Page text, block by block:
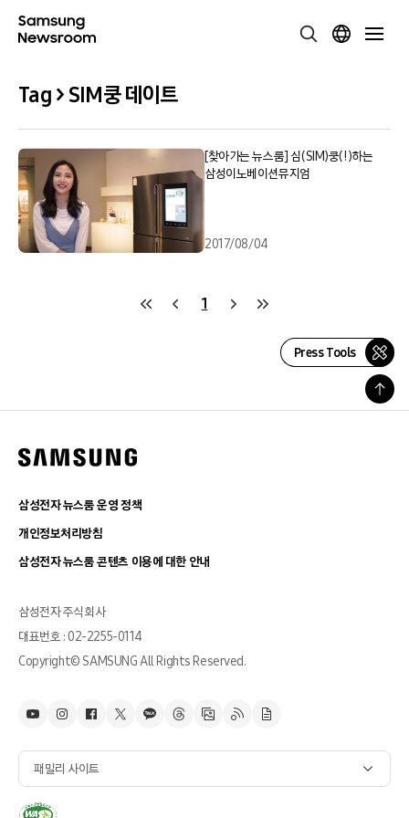
Tag > SIM쿵 데이트
[찾아가는 뉴스룸] 심(SIM)쿵(!)하는
삼성이노베이션뮤지엄
2017/08/04
1
Press Tools
삼성전자 뉴스룸 운영 정책
개인정보처리방침
삼성전자 뉴스룸 콘텐츠 이용에 대한 안내
삼성전자 주식회사
대표번호 : 02-2255-0114
Copyright© SAMSUNG All Rights Reserved.
패밀리 사이트